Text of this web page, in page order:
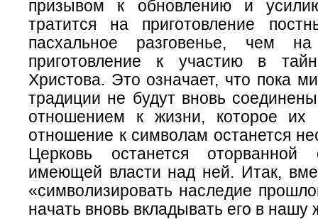
призывом к обновлению и
тратится на приготовление
пасхальное разговенье, чем
приготовление к участию в
Христова. Это означает, что пока
традиции не будут вновь
отношением к жизни, которое их
отношение к символам останется
Церковь останется
имеющей власти над ней. Итак,
«символизировать наследие
начать вновь вкладывать его в нашу